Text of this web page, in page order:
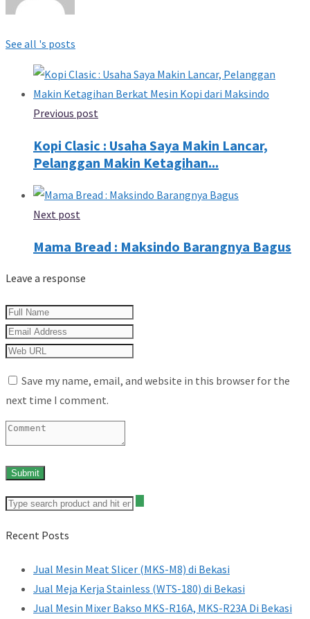
See all 's posts
Previous post
Kopi Clasic : Usaha Saya Makin Lancar,
Pelanggan Makin Ketagihan...
Next post
Mama Bread : Maksindo Barangnya Bagus
Leave a response
Save my name, email, and website in this browser for the
next time I comment.
Recent Posts
Jual Mesin Meat Slicer (MKS-M8) di Bekasi
Jual Meja Kerja Stainless (WTS-180) di Bekasi
Jual Mesin Mixer Bakso MKS-R16A, MKS-R23A Di Bekasi